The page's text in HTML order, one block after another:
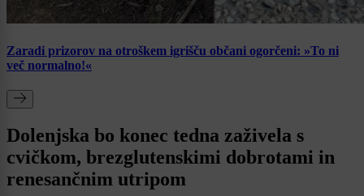
Zaradi prizorov na otroškem igrišču občani ogorčeni: »To ni
več normalno!«
Dolenjska bo konec tedna zaživela s
cvičkom, brezglutenskimi dobrotami in
renesančnim utripom